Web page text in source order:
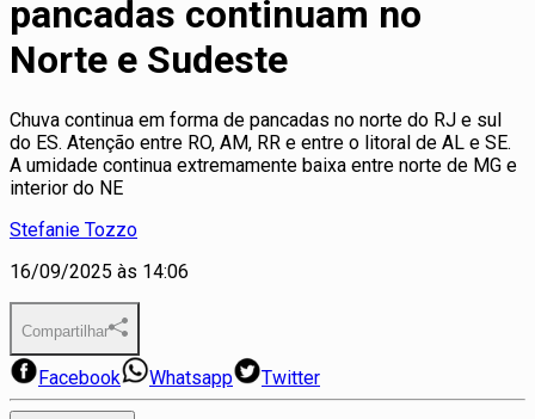
pancadas continuam no
Norte e Sudeste
Chuva continua em forma de pancadas no norte do RJ e sul
do ES. Atenção entre RO, AM, RR e entre o litoral de AL e SE.
A umidade continua extremamente baixa entre norte de MG e
interior do NE
Stefanie Tozzo
16/09/2025 às 14:06
Compartilhar
Facebook Whatsapp Twitter